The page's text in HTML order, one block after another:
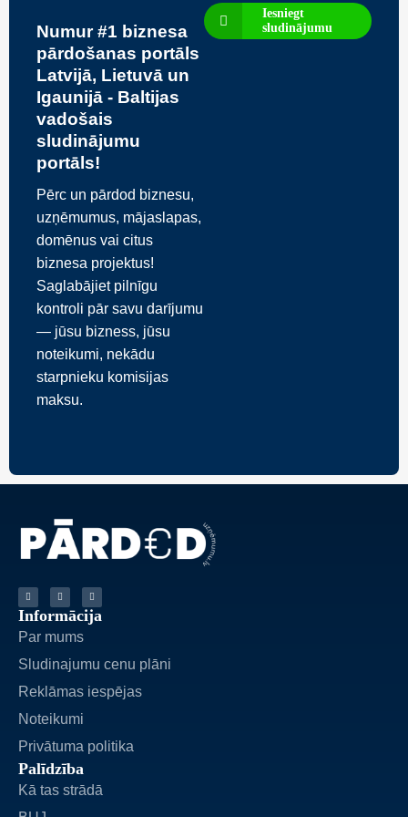
Numur #1 biznesa
pārdošanas portāls
Latvijā, Lietuvā un
Igaunijā - Baltijas
vadošais
sludinājumu
portāls!
Pērc un pārdod biznesu,
uzņēmumus, mājaslapas,
domēnus vai citus
biznesa projektus!
Saglabājiet pilnīgu
kontroli pār savu darījumu
— jūsu bizness, jūsu
noteikumi, nekādu
starpnieku komisijas
maksu.
Iesniegt
sludinājumu
Informācija
Par mums
Sludinajumu cenu plāni
Reklāmas iespējas
Noteikumi
Privātuma politika
Palīdzība
Kā tas strādā